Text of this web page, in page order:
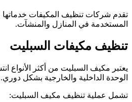
تقدم شركات تنظيف المكيفات خدماتها
المستخدمة في المنازل والمنشآت.
تنظيف مكيفات السبليت
يعتبر مكيف السبليت من أكثر الأنواع
الوحدة الداخلية والخارجية بشكل دوري.
تشمل عملية تنظيف مكيف السبليت: